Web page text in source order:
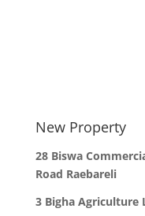
New Property
28 Biswa
Road Raebareli
3 Bigha Agriculture